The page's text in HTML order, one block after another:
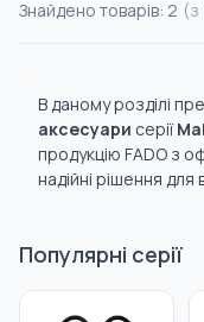
Радіаторна арматура
Система "Розумний
Ущільнювальні
Труби
Знайдено товарів: 2 (з
В даному розділі
аксесуари серії
продукцію FADO з
надійні рішення
Популярні серії